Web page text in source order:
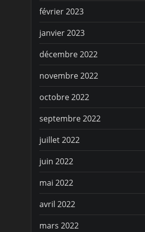
février 2023
janvier 2023
décembre 2022
novembre 2022
octobre 2022
septembre 2022
juillet 2022
juin 2022
mai 2022
avril 2022
mars 2022